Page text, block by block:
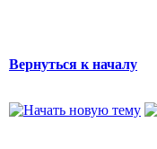
Вернуться к началу